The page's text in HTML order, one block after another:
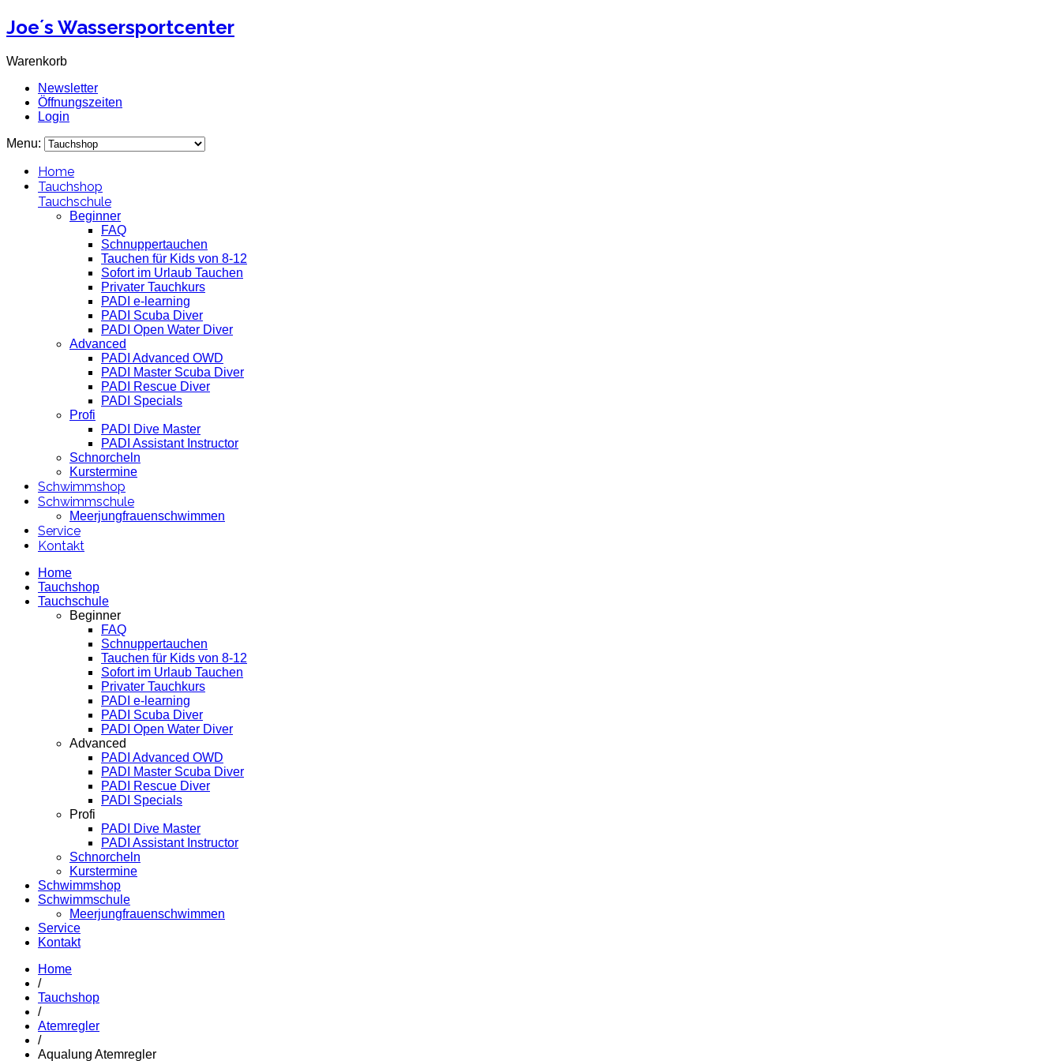
Joe´s Wassersportcenter
Warenkorb
Newsletter
Öffnungszeiten
Login
Menu:
Home
Tauchshop
Tauchschule
Beginner
FAQ
Schnuppertauchen
Tauchen für Kids von 8-12
Sofort im Urlaub Tauchen
Privater Tauchkurs
PADI e-learning
PADI Scuba Diver
PADI Open Water Diver
Advanced
PADI Advanced OWD
PADI Master Scuba Diver
PADI Rescue Diver
PADI Specials
Profi
PADI Dive Master
PADI Assistant Instructor
Schnorcheln
Kurstermine
Schwimmshop
Schwimmschule
Meerjungfrauenschwimmen
Service
Kontakt
Home
Tauchshop
Tauchschule
Beginner
FAQ
Schnuppertauchen
Tauchen für Kids von 8-12
Sofort im Urlaub Tauchen
Privater Tauchkurs
PADI e-learning
PADI Scuba Diver
PADI Open Water Diver
Advanced
PADI Advanced OWD
PADI Master Scuba Diver
PADI Rescue Diver
PADI Specials
Profi
PADI Dive Master
PADI Assistant Instructor
Schnorcheln
Kurstermine
Schwimmshop
Schwimmschule
Meerjungfrauenschwimmen
Service
Kontakt
Home
/
Tauchshop
/
Atemregler
/
Aqualung Atemregler